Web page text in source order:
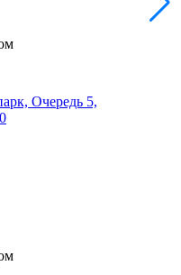
Очередь 5,